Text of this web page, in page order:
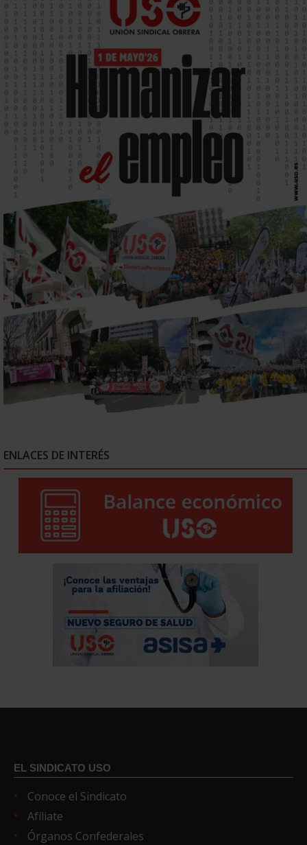
ENLACES DE INTERÉS
EL SINDICATO USO
Conoce el Sindicato
Afíliate
Órganos Confederales